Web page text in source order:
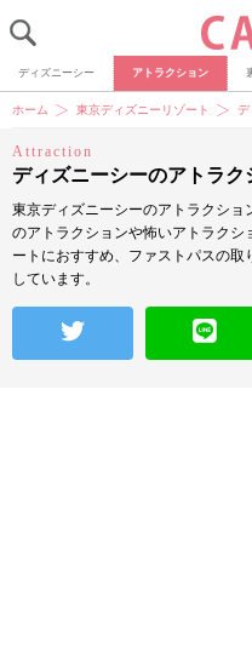
ディズニーシー アトラクション
ホーム 東京ディズニーリゾート
Attraction
ディズニーシーのアトラク
東京ディズニーシーのアトラクシ
のアトラクションや怖いアトラク
ートにおすすめ、ファストパスの
しています。